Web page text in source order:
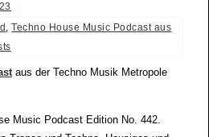
,Techno House Music Podcast aus
aus der Techno Musik Metropole
Music Podcast Edition No. 442.